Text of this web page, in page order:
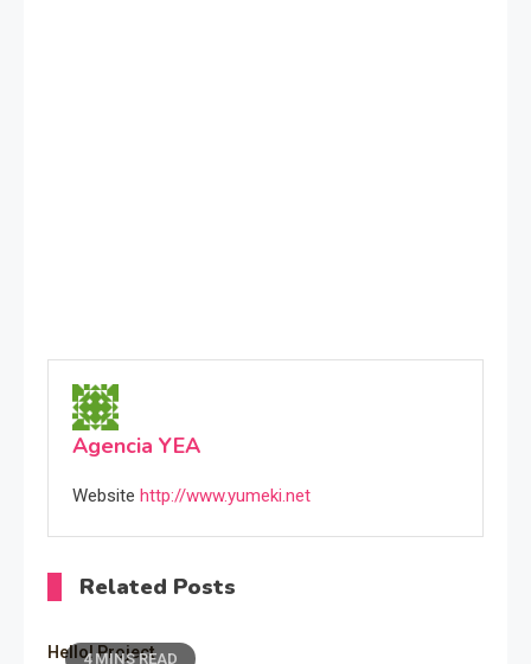
Agencia YEA
Website http://www.yumeki.net
Related Posts
4 MINS READ
Hello! Project